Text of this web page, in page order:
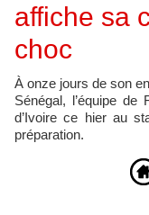
affiche sa
choc
À onze jours de son
Sénégal, l’équipe
d’Ivoire ce hier au
préparation.